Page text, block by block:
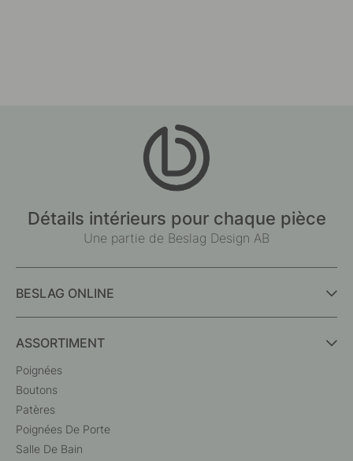
Détails intérieurs pour chaque pièce
Une partie de Beslag Design AB
BESLAG ONLINE
ASSORTIMENT
Poignées
Boutons
Patères
Poignées De Porte
Salle De Bain